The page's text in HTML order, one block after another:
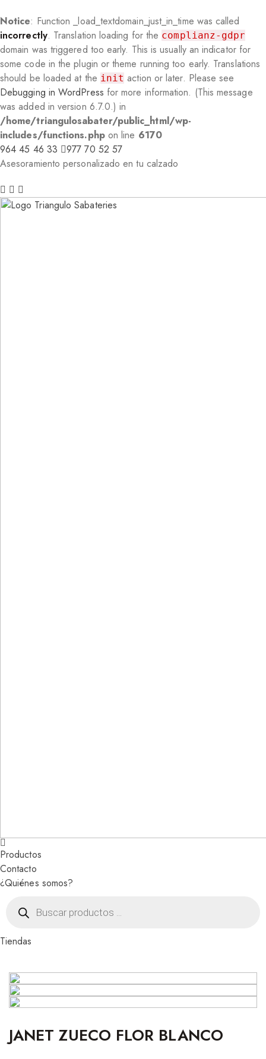
Notice: Function _load_textdomain_just_in_time was called
incorrectly. Translation loading for the complianz-gdpr
domain was triggered too early. This is usually an indicator for
some code in the plugin or theme running too early. Translations
should be loaded at the init action or later. Please see
Debugging in WordPress for more information. (This message
was added in version 6.7.0.) in
/home/triangulosabater/public_html/wp-
includes/functions.phpon line 6170
964 45 46 33
977 70 52 57
Asesoramiento personalizado en tu calzado
Productos
Contacto
¿Quiénes somos?
productos
Tiendas
JANET ZUECO FLOR BLANCO